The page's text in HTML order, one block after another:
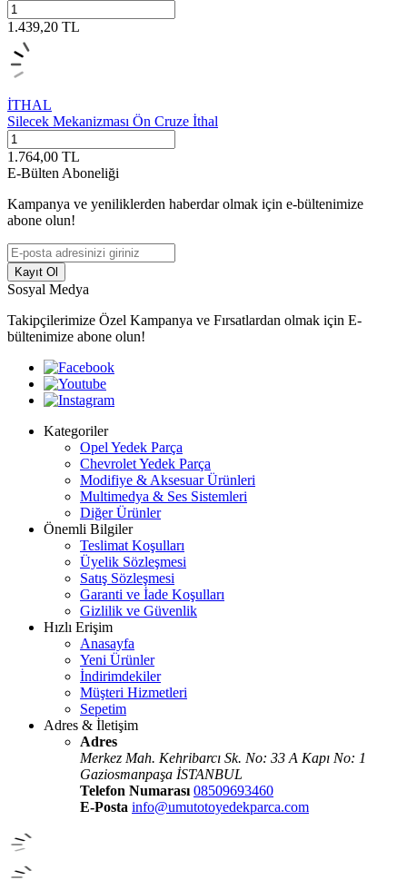
1.439,20 TL
İTHAL
Silecek Mekanizması Ön Cruze İthal
1.764,00 TL
E-Bülten Aboneliği
Kampanya ve yeniliklerden haberdar olmak için e-bültenimize
abone olun!
Kayıt Ol
Sosyal Medya
Takipçilerimize Özel Kampanya ve Fırsatlardan olmak için E-
bültenimize abone olun!
Kategoriler
Opel Yedek Parça
Chevrolet Yedek Parça
Modifiye & Aksesuar Ürünleri
Multimedya & Ses Sistemleri
Diğer Ürünler
Önemli Bilgiler
Teslimat Koşulları
Üyelik Sözleşmesi
Satış Sözleşmesi
Garanti ve İade Koşulları
Gizlilik ve Güvenlik
Hızlı Erişim
Anasayfa
Yeni Ürünler
İndirimdekiler
Müşteri Hizmetleri
Sepetim
Adres & İletişim
Adres
Merkez Mah. Kehribarcı Sk. No: 33 A Kapı No: 1
Gaziosmanpaşa İSTANBUL
Telefon Numarası 08509693460
E-Posta info@umutotoyedekparca.com